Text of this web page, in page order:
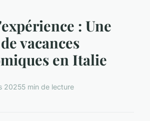
: Une
vacances
en Italie
20255 min de lecture